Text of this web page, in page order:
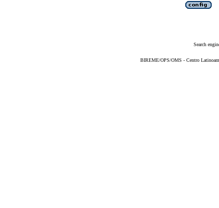
Search
BIREME/OPS/OMS - Centro